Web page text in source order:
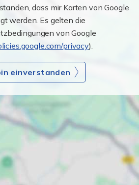
dass mir Karten von Google
werden. Es gelten die
von Google
privacy).
einverstanden